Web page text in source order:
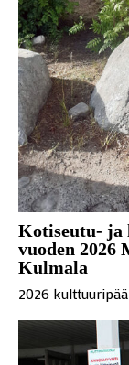
Kotiseutu- ja
vuoden
Kulmala
2026